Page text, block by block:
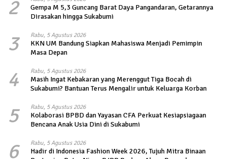
2
Gempa M 5,3 Guncang Barat Daya Pangandaran, Getarannya
Dirasakan hingga Sukabumi
3 Rabu, 5 Agustus 2026
KKN UM Bandung Siapkan Mahasiswa Menjadi Pemimpin
Masa Depan
4 Rabu, 5 Agustus 2026
Masih Ingat Kebakaran yang Merenggut Tiga Bocah di
Sukabumi? Bantuan Terus Mengalir untuk Keluarga Korban
5 Rabu, 5 Agustus 2026
Kolaborasi BPBD dan Yayasan CFA Perkuat Kesiapsiagaan
Bencana Anak Usia Dini di Sukabumi
6 Rabu, 5 Agustus 2026
Hadir di Indonesia Fashion Week 2026, Tujuh Mitra Binaan